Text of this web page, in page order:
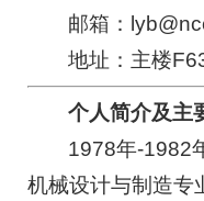
邮箱：lyb@nc
地址：主楼
个人简介及主
1978年-1982
机械设计与制造专